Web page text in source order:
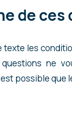
de
texte les
ne
possible que